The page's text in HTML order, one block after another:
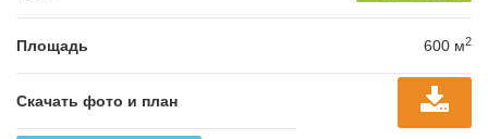
Площадь 600 м2
Скачать фото и план